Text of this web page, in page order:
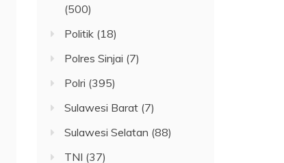
(500)
Politik (18)
Polres Sinjai (7)
Polri (395)
Sulawesi Barat (7)
Sulawesi Selatan (88)
TNI (37)